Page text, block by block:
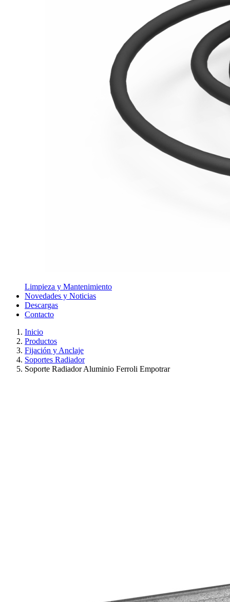
Limpieza y Mantenimiento
Novedades y Noticias
Descargas
Contacto
Inicio
Productos
Fijación y Anclaje
Soportes Radiador
Soporte Radiador Aluminio Ferroli Empotrar